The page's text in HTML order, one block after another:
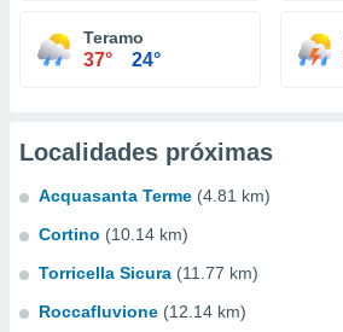
Teramo
37° 24°
Localidades próximas
Acquasanta Terme (4.81 km)
Cortino (10.14 km)
Torricella Sicura (11.77 km)
Roccafluvione (12.14 km)